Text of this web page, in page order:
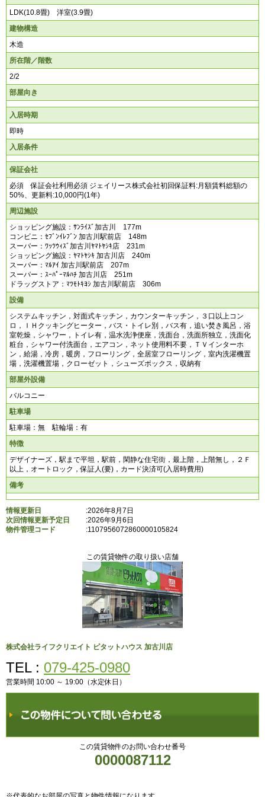
LDK(10.8畳) 洋室(3.9畳)
建物構造
木造
所在階／階数
2/2
部屋向き
入居時期
即時
入居条件
保証会社
必須 保証会社利用必須 ジェイリース株式会社初回保証料:月額賃料総額の
50%、更新料:10,000円(1年)
周辺施設
ショッピング施設：ｻﾝﾗｲｽﾞ加古川 177m
コンビニ：ｾﾌﾞﾝｲﾚﾌﾞﾝ 加古川駅前店 148m
スーパー：ﾜｯﾂｳｨｽﾞ加古川ﾔﾏﾄﾔｼｷ店 231m
ショッピング施設：ﾔﾏﾄﾔｼｷ 加古川店 240m
スーパー：ﾏﾙｱｲ 加古川駅前店 207m
スーパー：ｽｰﾊﾟｰﾏﾙﾊﾁ 加古川店 251m
ドラッグストア：ﾏﾂﾓﾄｷﾖｼ 加古川駅前店 306m
設備
システムキッチン，対面式キッチン，カウンターキッチン，３口以上コン
ロ，ＩＨクッキングヒーター，バス・トイレ別，バス有，追い焚き風呂，浴
室乾燥，シャワー，トイレ有，温水洗浄便座，洗面台，洗面所独立，洗面化
粧台，シャワー付洗面台，エアコン，ネット使用料不要，ＴＶインターホ
ン，給湯，冷房，暖房，フローリング，全居室フローリング，室内洗濯機置
場，洗濯機置場，クローゼット，シューズボックス，収納有
部屋外設備
バルコニー
駐車場
駐車場：無 駐輪場：有
特徴
デザイナーズ，駅まで平坦，駅前，閑静な住宅街，最上階，上階無し，２Ｆ
以上，オートロック，保証人(要)，カード決済可(入居時費用)
備考
情報更新日
:2026年8月7日
次回情報更新予定日
:2026年9月6日
物件管理コード
:1107956072860000105824
この賃貸物件の取り扱い店舗
株式会社ライフクリエイト ピタットハウス 加古川店
TEL : 079-425-0980
営業時間 10:00 ～ 19:00（水定休日）
この賃貸物件のお問い合わせ番号
0000087112